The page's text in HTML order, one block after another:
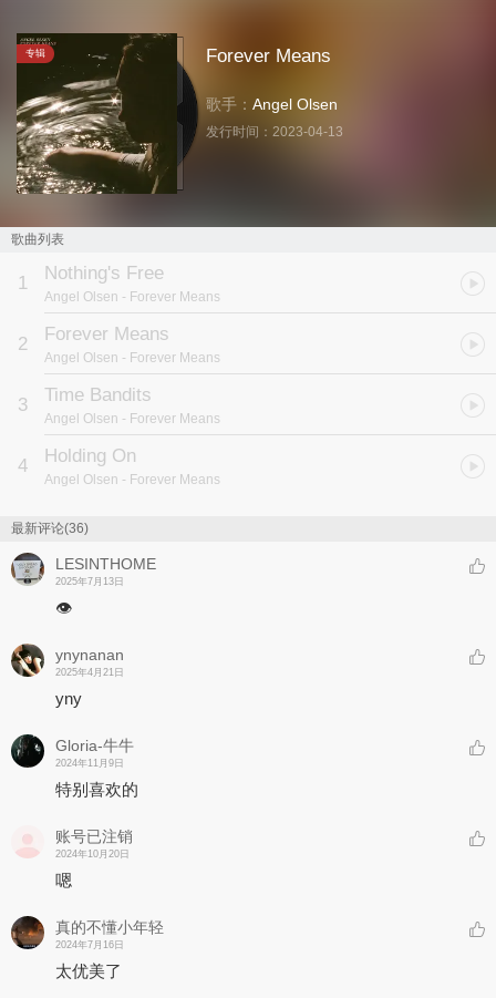
专辑 Forever Means
歌手： Angel Olsen
发行时间： 2023-04-13
歌曲列表
1 Nothing's Free
Angel Olsen - Forever Means
2 Forever Means
Angel Olsen - Forever Means
3 Time Bandits
Angel Olsen - Forever Means
4 Holding On
Angel Olsen - Forever Means
最新评论(36)
LESINTHOME
2025年7月13日
👁
ynynanan
2025年4月21日
yny
Gloria-牛牛
2024年11月9日
特别喜欢的
账号已注销
2024年10月20日
嗯
真的不懂小年轻
2024年7月16日
太优美了